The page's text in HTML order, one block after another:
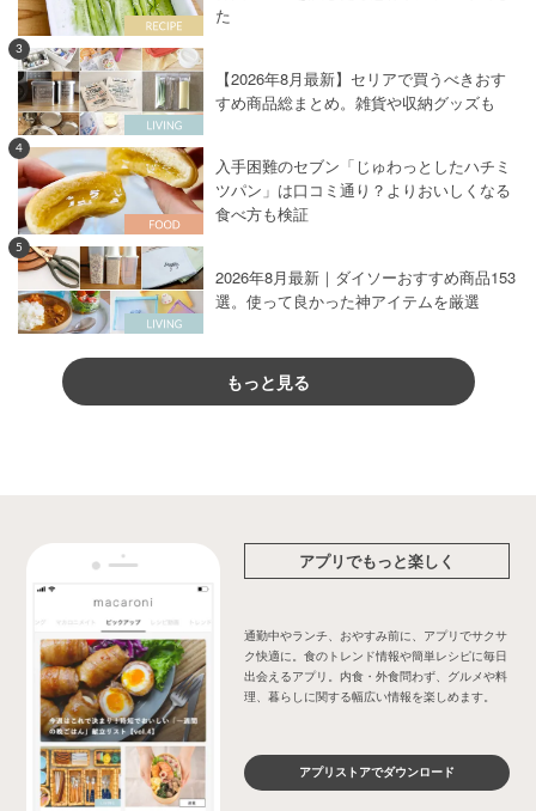
た
3
【2026年8月最新】セリアで買うべきおす
すめ商品総まとめ。雑貨や収納グッズも
4
入手困難のセブン「じゅわっとしたハチミ
ツパン」は口コミ通り？よりおいしくなる
食べ方も検証
5
2026年8月最新｜ダイソーおすすめ商品153
選。使って良かった神アイテムを厳選
もっと見る
アプリでもっと楽しく
通勤中やランチ、おやすみ前に、アプリでサクサ
ク快適に。食のトレンド情報や簡単レシピに毎日
出会えるアプリ。内食・外食問わず、グルメや料
理、暮らしに関する幅広い情報を楽しめます。
アプリストアでダウンロード